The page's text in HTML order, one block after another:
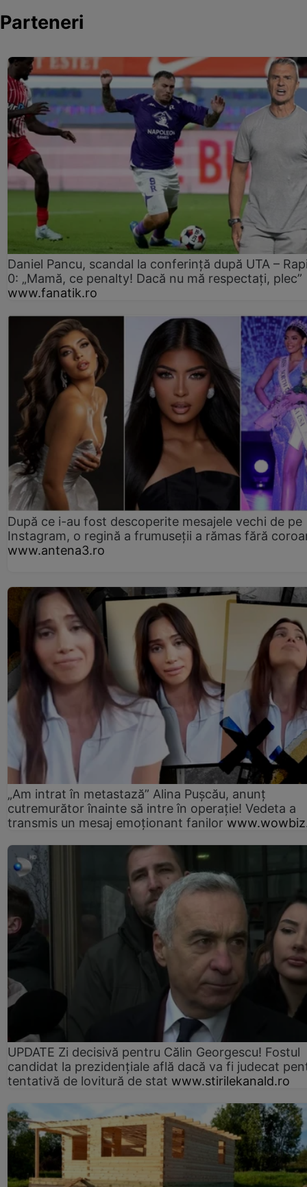
Parteneri
Daniel Pancu, scandal la conferință după UTA –
0: „Mamă, ce penalty! Dacă nu mă respectați, plec”
www.fanatik.ro
După ce i-au fost descoperite mesajele vechi de pe
Instagram, o regină a frumuseții a rămas fără
www.antena3.ro
„Am intrat în metastază” Alina Pușcău, anunț
cutremurător înainte să intre în operație! Vedeta a
transmis un mesaj emoționant fanilor
UPDATE Zi decisivă pentru Călin Georgescu! Fostul
candidat la prezidențiale află dacă va fi judecat
tentativă de lovitură de stat www.stirilekanald.ro